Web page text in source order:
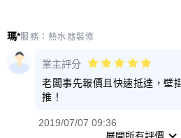
瑪*服務：熱水器裝修
業主評分
老闆事先報價且快速抵達，壁
推！
2019/07/07 09:36